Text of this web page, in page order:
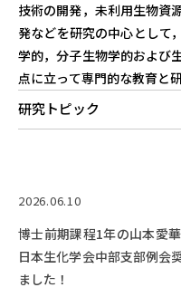
学部概要
研究
技術の開発，未利用生物資
発などを研究の中心として
学的，分子生物学的および
点に立って専門的な教育と研
研究トピック
2026.06.10
博士前期課程1年の山本愛
日本生化学会中部支部例会
ました！